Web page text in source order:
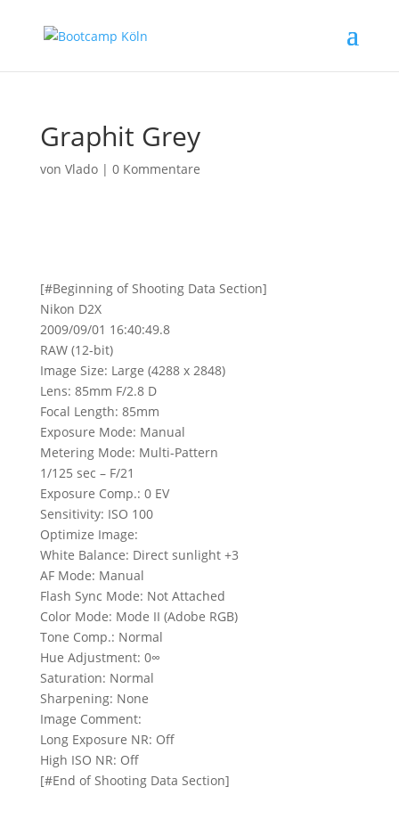
Graphit Grey
von Vlado| 0 Kommentare
[#Beginning of Shooting Data Section]
Nikon D2X
2009/09/01 16:40:49.8
RAW (12-bit)
Image Size: Large (4288 x 2848)
Lens: 85mm F/2.8 D
Focal Length: 85mm
Exposure Mode: Manual
Metering Mode: Multi-Pattern
1/125 sec – F/21
Exposure Comp.: 0 EV
Sensitivity: ISO 100
Optimize Image:
White Balance: Direct sunlight +3
AF Mode: Manual
Flash Sync Mode: Not Attached
Color Mode: Mode II (Adobe RGB)
Tone Comp.: Normal
Hue Adjustment: 0∞
Saturation: Normal
Sharpening: None
Image Comment:
Long Exposure NR: Off
High ISO NR: Off
[#End of Shooting Data Section]